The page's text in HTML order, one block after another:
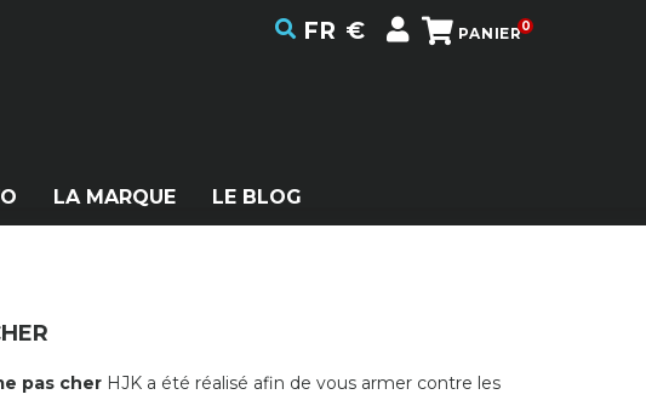
PANIER0
€
FR
LA MARQUE LE BLOG
pas cher HJK a été réalisé afin de vous armer contre les